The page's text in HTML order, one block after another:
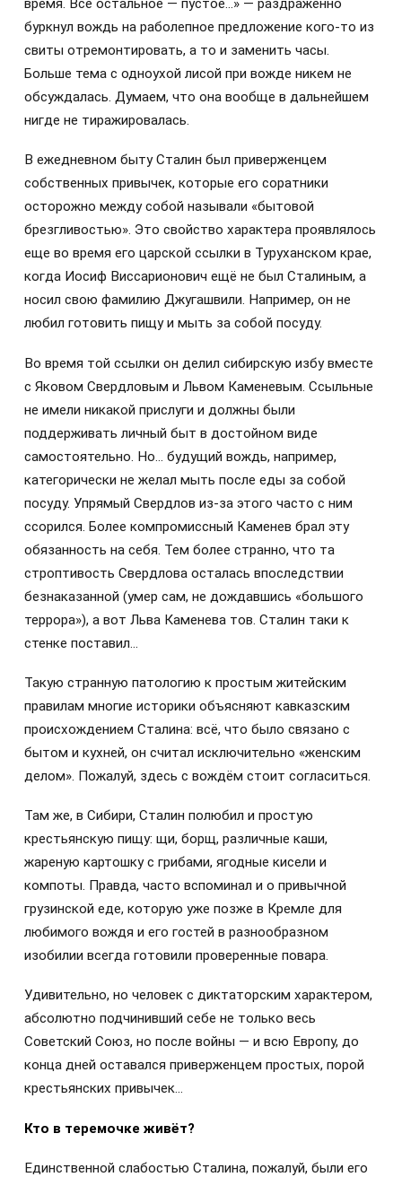
время. Всё остальное — пустое…» — раздражённо
буркнул вождь на раболепное предложение кого-то из
свиты отремонтировать, а то и заменить часы.
Больше тема с одноухой лисой при вожде никем не
обсуждалась. Думаем, что она вообще в дальнейшем
нигде не тиражировалась.
В ежедневном быту Сталин был приверженцем
собственных привычек, которые его соратники
осторожно между собой называли «бытовой
брезгливостью». Это свойство характера проявлялось
еще во время его царской ссылки в Туруханском крае,
когда Иосиф Виссарионович ещё не был Сталиным, а
носил свою фамилию Джугашвили. Например, он не
любил готовить пищу и мыть за собой посуду.
Во время той ссылки он делил сибирскую избу вместе
с Яковом Свердловым и Львом Каменевым. Ссыльные
не имели никакой прислуги и должны были
поддерживать личный быт в достойном виде
самостоятельно. Но… будущий вождь, например,
категорически не желал мыть после еды за собой
посуду. Упрямый Свердлов из-за этого часто с ним
ссорился. Более компромиссный Каменев брал эту
обязанность на себя. Тем более странно, что та
строптивость Свердлова осталась впоследствии
безнаказанной (умер сам, не дождавшись «большого
террора»), а вот Льва Каменева тов. Сталин таки к
стенке поставил…
Такую странную патологию к простым житейским
правилам многие историки объясняют кавказским
происхождением Сталина: всё, что было связано с
бытом и кухней, он считал исключительно «женским
делом». Пожалуй, здесь с вождём стоит согласиться.
Там же, в Сибири, Сталин полюбил и простую
крестьянскую пищу: щи, борщ, различные каши,
жареную картошку с грибами, ягодные кисели и
компоты. Правда, часто вспоминал и о привычной
грузинской еде, которую уже позже в Кремле для
любимого вождя и его гостей в разнообразном
изобилии всегда готовили проверенные повара.
Удивительно, но человек с диктаторским характером,
абсолютно подчинивший себе не только весь
Советский Союз, но после войны — и всю Европу, до
конца дней оставался приверженцем простых, порой
крестьянских привычек…
Кто в теремочке живёт?
Единственной слабостью Сталина, пожалуй, были его